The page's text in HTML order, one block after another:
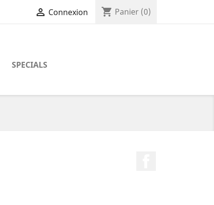
 Connexion shopping_cart Panier (0)
SPECIALS